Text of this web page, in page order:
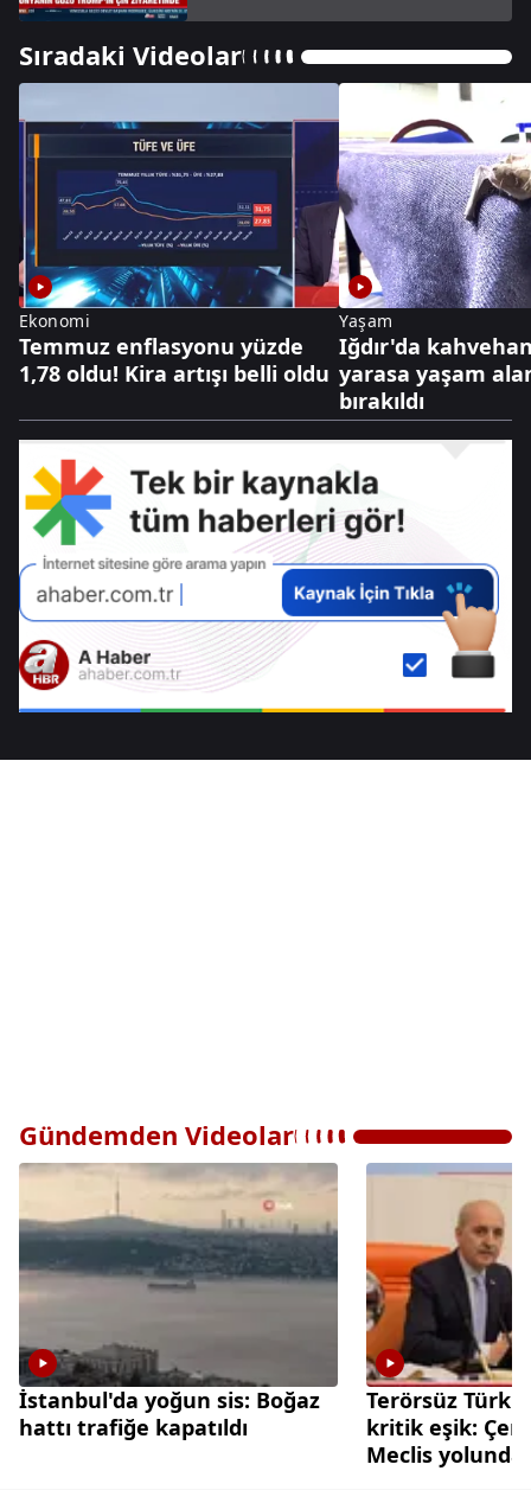
Sıradaki Videolar
Ekonomi
Temmuz enflasyonu yüzde
1,78 oldu! Kira artışı belli oldu
Yaşam
Iğdır'da
yarasa yaşam
bırakıldı
Gündemden Videolar
İstanbul'da yoğun sis: Boğaz
hattı trafiğe kapatıldı
Terörsüz
kritik eşik:
Meclis yolunda